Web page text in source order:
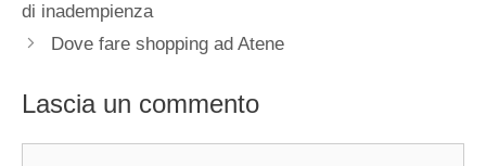
di inadempienza
Dove fare shopping ad Atene
Lascia un commento